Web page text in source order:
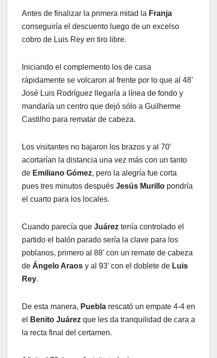
Antes de finalizar la primera mitad la Franja
conseguiría el descuento luego de un excelso
cobro de Luis Rey en tiro libre.
Iniciando el complemento los de casa
rápidamente se volcaron al frente por lo que al 48’
José Luis Rodríguez llegaría a línea de fondo y
mandaría un centro que dejó sólo a Guilherme
Castilho para rematar de cabeza.
Los visitantes no bajaron los brazos y al 70’
acortarían la distancia una vez más con un tanto
de Emiliano Gómez, pero la alegría fue corta
pues tres minutos después Jesús Murillo pondría
el cuarto para los locales.
Cuando parecía que Juárez tenía controlado el
partido el balón parado sería la clave para los
poblanos, primero al 88’ con un remate de cabeza
de Ángelo Araos y al 93’ con el doblete de Luis
Rey.
De esta manera, Puebla rescató un empate 4-4 en
el
Benito Juárez que les da tranquilidad de cara a
la recta final del certamen.